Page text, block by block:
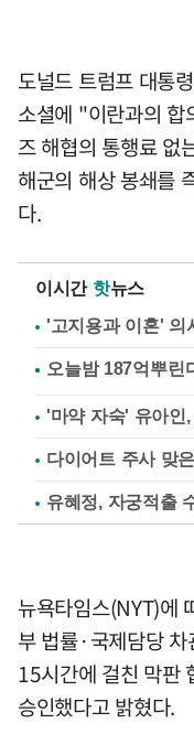
도널드 트럼프 대통
소셜에 "이란과의
즈 해협의 통행료 없
해군의 해상 봉쇄를
다.
이시간 핫뉴스
'고지용과 이혼' 의
'마약 자숙' 유아인
다이어트 주사 맞
유혜정, 자궁적출
뉴욕타임스(NYT)에
부 법률·국제담당
15시간에 걸친 막판
승인했다고 밝혔다.